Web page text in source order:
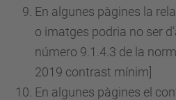
En algunes pàgines la
o imatges podria no ser
número 9.1.4.3 de la
2019 contrast mínim]
En algunes pàgines el